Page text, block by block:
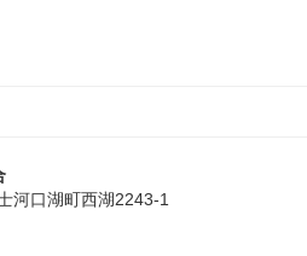
河口湖町西湖2243-1